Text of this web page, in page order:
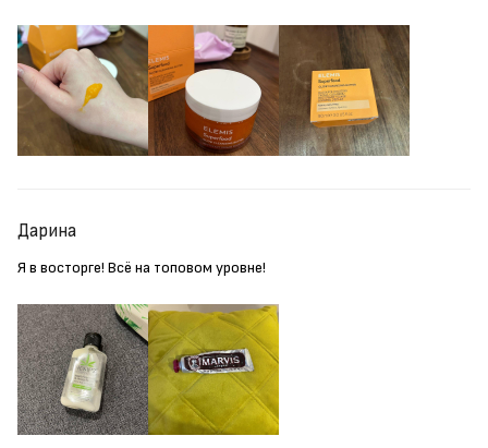
Дарина
Я в восторге! Всё на топовом уровне!